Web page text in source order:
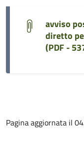
avviso
diretto
(PDF -
Pagina aggiornata il